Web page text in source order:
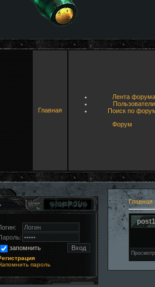
Главная
Лента форума
Пользователи
Поиск по
Форум
запомнить
пароль
Главная